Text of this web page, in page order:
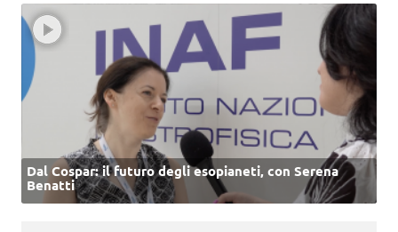
Dal Cospar: il futuro degli esopianeti, con Serena
Benatti